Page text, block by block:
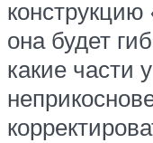
конструкцию
она будет
какие части